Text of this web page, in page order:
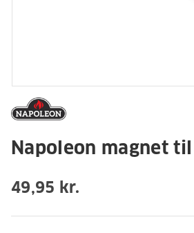
Napoleon magnet
49,95 kr.